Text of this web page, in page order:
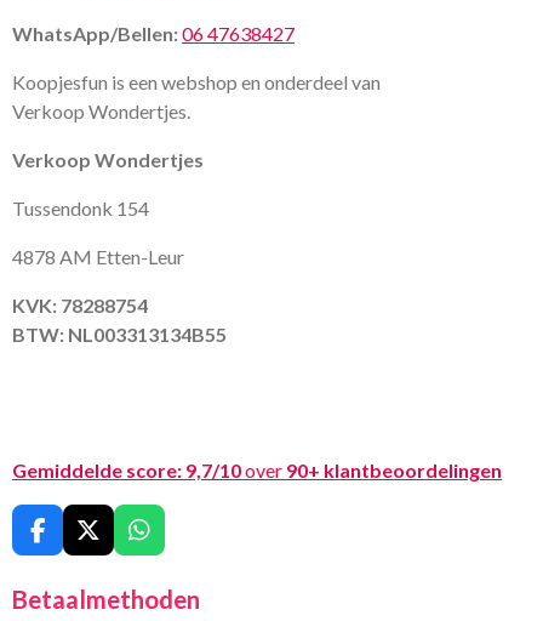
WhatsApp/Bellen:06 47638427
Koopjesfun is een webshop en onderdeel van
Verkoop Wondertjes.
Verkoop Wondertjes
Tussendonk 154
4878 AM Etten-Leur
KVK: 78288754
BTW: NL003313134B55
Gemiddelde score: 9,7/10over 90+ klantbeoordelingen
F
a
c
e
X
W
h
t
Betaalmethoden